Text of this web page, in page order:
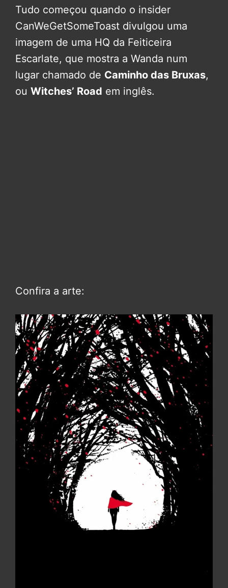
Tudo começou quando o insider
CanWeGetSomeToast divulgou uma
imagem de uma HQ da Feiticeira
Escarlate, que mostra a Wanda num
lugar chamado de Caminho das Bruxas,
ou Witches’ Road em inglês.
Confira a arte: